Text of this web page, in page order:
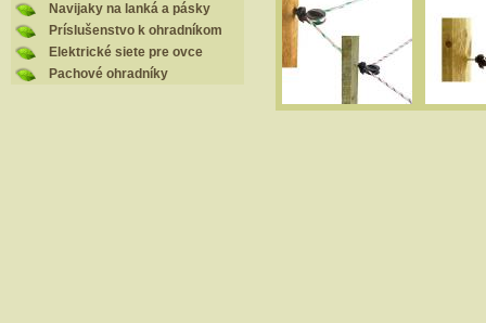
Navijaky na lanká a pásky
Príslušenstvo k ohradníkom
Elektrické siete pre ovce
Pachové ohradníky